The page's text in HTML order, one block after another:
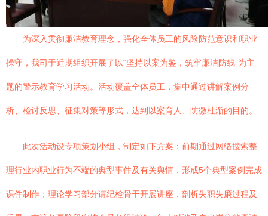
为深入贯彻廉洁教育理念，强化全体员工的风险防范意识和职业
操守，我司于近期组织开展了以“坚持以案为鉴，筑牢廉洁防线”为主
题的警示教育学习活动。活动覆盖全体员工，集中通过讲解案例分
析、检讨反思、征集对策等形式，达到以案育人、防微杜渐的目的。
此次活动设专项策划小组，制定如下方案：前期通过网络搜索整
理行业内职业行为不端的典型事件及有关舆情，形成5个典型案例完成
课件制作；理论学习部分请纪检骨干开展讲座，剖析失职失廉过程及